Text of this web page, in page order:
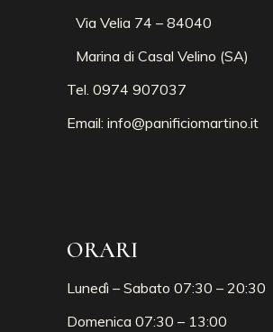
Via Velia 74 – 84040
Marina di Casal Velino (SA)
Tel. 0974 907037
Email: info@panificiomartino.it
ORARI
Lunedì – Sabato 07:30 – 20:30
Domenica 07:30 – 13:00